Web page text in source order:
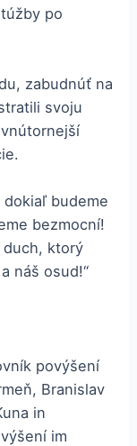
po
zabudnúť na
svoju
dokiaľ budeme
bezmocní!
duch, ktorý
náš osud!“
povýšení
Branislav
in
im